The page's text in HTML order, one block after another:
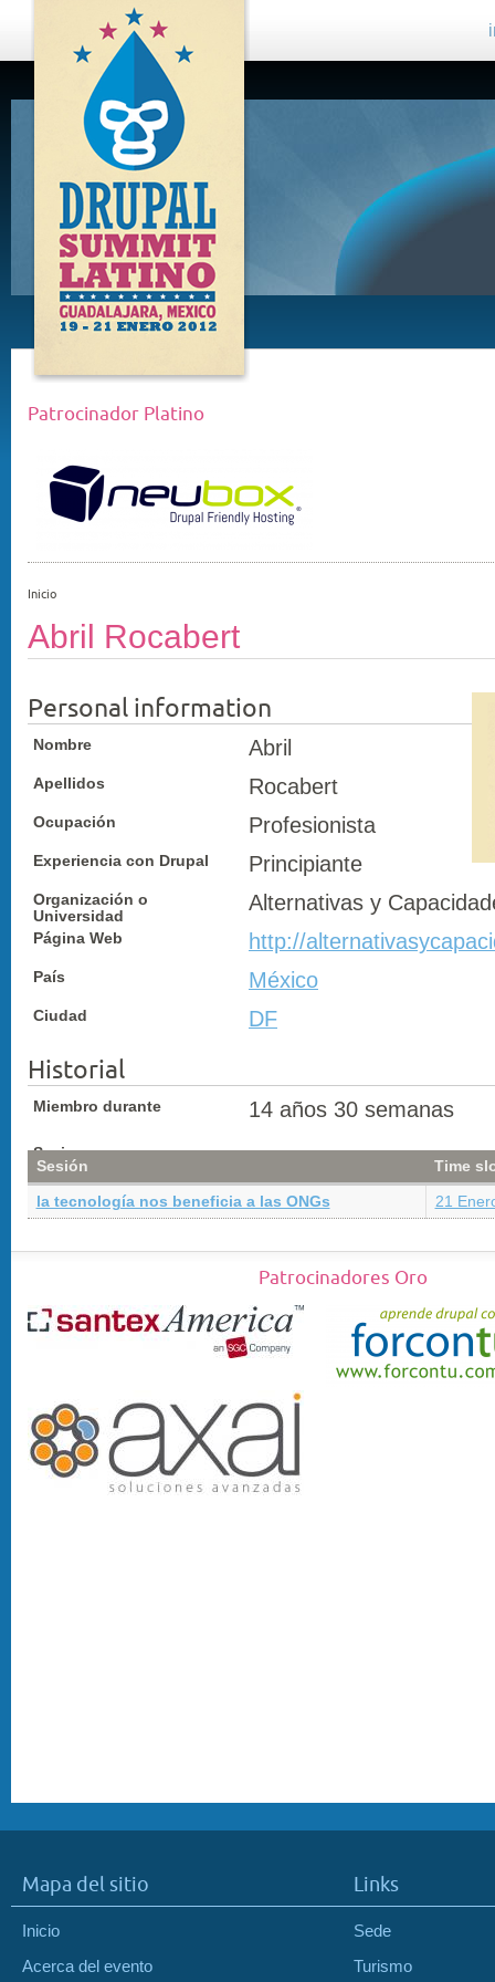
DRUPAL
SUMMIT
LATINO,
GUADALAJARA
2012
Patrocinador Platino
Inicio
Abril Rocabert
Personal information
Nombre Abril
Apellidos Rocabert
Ocupación Profesionista
Experiencia con Drupal Principiante
Organización o
Universidad
Alternativas y
Página Web http://
País México
Ciudad DF
Historial
Miembro durante 14 años 30 semanas
Sesiones
Sesión
Time
la tecnología nos beneficia a las ONGs
21
Patrocinadores Oro
Mapa del sitio
Inicio
Acerca del evento
Links
Sede
Turismo